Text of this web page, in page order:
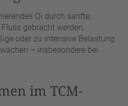
Qi durch sanfte,
gebracht werden.
oder zu intensive Belastung
– insbesondere bei
im TCM-